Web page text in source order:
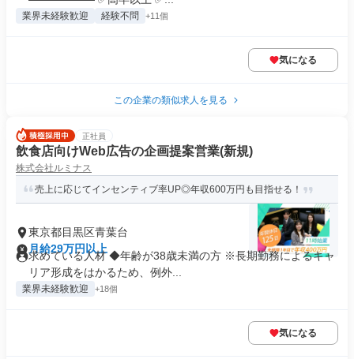
業界未経験歓迎 経験不問 +11個
気になる
この企業の類似求人を見る
正社員
飲食店向けWeb広告の企画提案営業(新規)
株式会社ルミナス
売上に応じてインセンティブ率UP◎年収600万円も目指せる！
東京都目黒区青葉台
月給29万円以上
求めている人材 ◆年齢が38歳未満の方 ※長期勤務によるキャ
リア形成をはかるため、例外...
業界未経験歓迎 +18個
気になる